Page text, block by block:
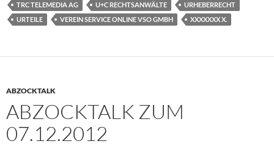
TRC TELEMEDIA AG
U+C RECHTSANWÄLTE
URHEBERRECHT
URTEILE
VEREIN SERVICE ONLINE VSO GMBH XXXXXXX X.
ABZOCKTALK
ABZOCKTALK ZUM
07.12.2012